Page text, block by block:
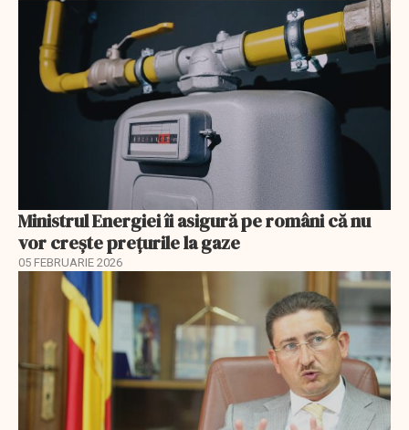
Ministrul Energiei îi asigură pe români că nu
vor creşte preţurile la gaze
05 FEBRUARIE 2026